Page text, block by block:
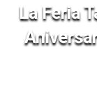
La Feria